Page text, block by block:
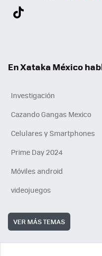
En Xataka México
Investigación
Cazando Gangas Mexico
Celulares y Smartphones
Prime Day 2024
Móviles android
videojuegos
VER MÁS TEMAS